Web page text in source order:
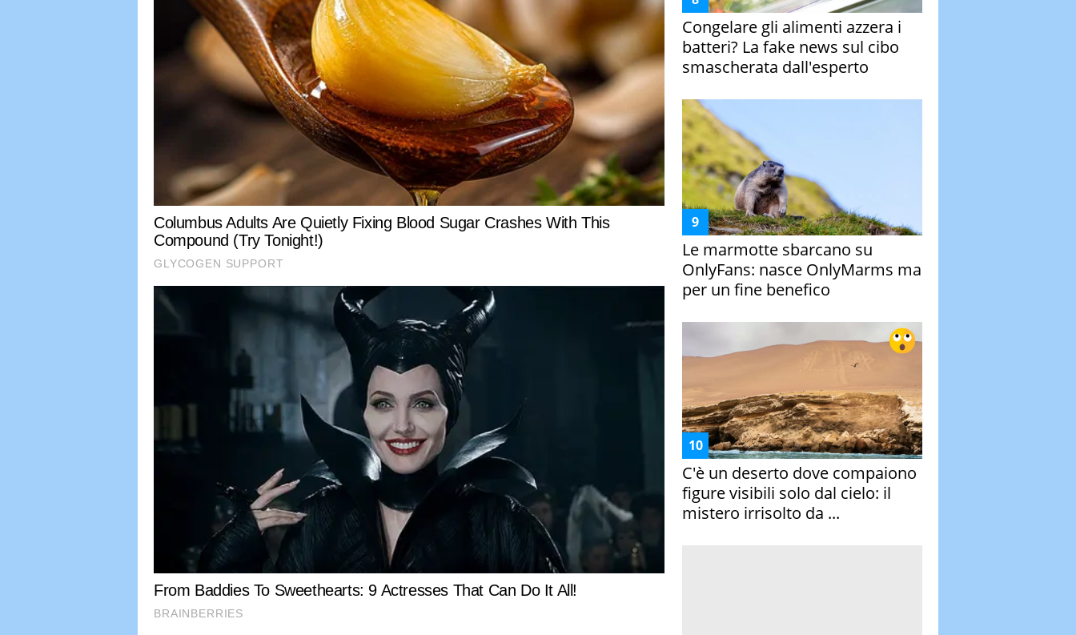
Congelare gli alimenti azzera i
batteri? La fake news sul cibo
smascherata dall'esperto
Le marmotte sbarcano su
OnlyFans: nasce OnlyMarms ma
per un fine benefico
C'è un deserto dove compaiono
figure visibili solo dal cielo: il
mistero irrisolto da ...